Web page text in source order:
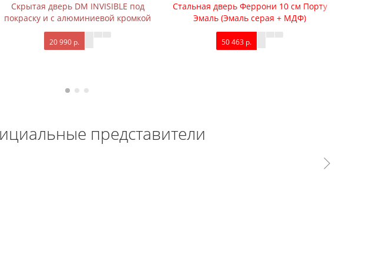
Скрытая дверь DM INVISIBLE под
покраску и с алюминиевой кромкой
20 990 р.
Стальная дверь Феррони 10 см Порту
Эмаль (Эмаль серая + МДФ)
50 463 р.
представители